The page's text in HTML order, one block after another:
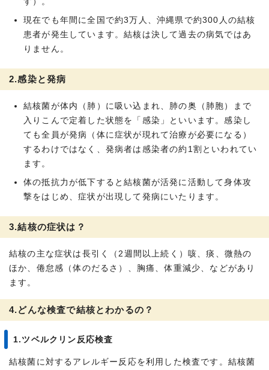
現在でも年間に全国で約3万人、沖縄県で約300人の結核
患者が発生しています。結核は決して過去の病気ではあ
りません。
2.感染と発病
結核菌が体内（肺）に吸い込まれ、肺の奥（肺胞）まで
入りこんで定着した状態を「感染」といいます。感染し
ても全員が発病（体に症状が現れて治療が必要になる）
するわけではなく、発病者は感染者の約1割といわれてい
ます。
体の抵抗力が低下すると結核菌が活発に活動して身体攻
撃をはじめ、症状が出現して発病にいたります。
3.結核の症状は？
結核の主な症状は長引く（2週間以上続く）咳、痰、微熱の
ほか、倦怠感（体のだるさ）、胸痛、体重減少、などがあり
ます。
4.どんな検査で結核とわかるの？
1.ツベルクリン反応検査
結核菌に対するアレルギー反応を利用した検査です。結核菌